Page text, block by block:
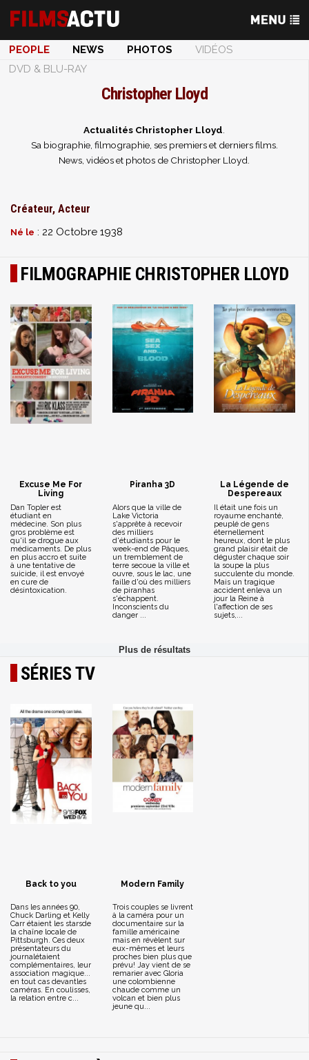
PEOPLE NEWS PHOTOS
VIDÉOS
DVD & BLU-RAY
Christopher Lloyd
Actualités Christopher Lloyd
Sa biographie, filmographie, ses premiers et derniers films.
News, vidéos et photos de Christopher Lloyd.
Créateur, Acteur
Né le : 22 Octobre 1938
FILMOGRAPHIE CHRISTOPHER LLOYD
Excuse Me For
Living
Dan Topler est
étudiant en
médecine. Son plus
gros problème est
qu'il se drogue aux
médicaments. De plus
en plus accro et suite
à une tentative de
suicide, il est envoyé
en cure de
désintoxication.
Piranha 3D
Alors que la ville de
Lake Victoria
s'apprête à recevoir
des milliers
d'étudiants pour le
week-end de Pâques,
un tremblement de
terre secoue la ville et
ouvre, sous le lac, une
faille d'où des milliers
de piranhas
s'échappent.
Inconscients du
danger ...
La Légende de
Despereaux
Il était une fois un
royaume enchanté,
peuplé de gens
éternellement
heureux, dont le plus
grand plaisir était de
déguster chaque soir
la soupe la plus
succulente du monde.
Mais un tragique
accident enleva un
jour la Reine à
l'affection de ses
sujets,...
SÉRIES TV
Back to you
Dans les années 90,
Chuck Darling et Kelly
Carr étaient les starsde
la chaîne locale de
Pittsburgh. Ces deux
présentateurs du
journalétaient
complémentaires, leur
association magique...
en tout cas devantles
caméras. En coulisses,
la relation entre c...
Modern Family
Trois couples se livrent
à la caméra pour un
documentaire sur la
famille américaine
mais en révèlent sur
eux-mêmes et leurs
proches bien plus que
prévu! Jay vient de se
remarier avec Gloria
une colombienne
chaude comme un
volcan et bien plus
jeune qu...